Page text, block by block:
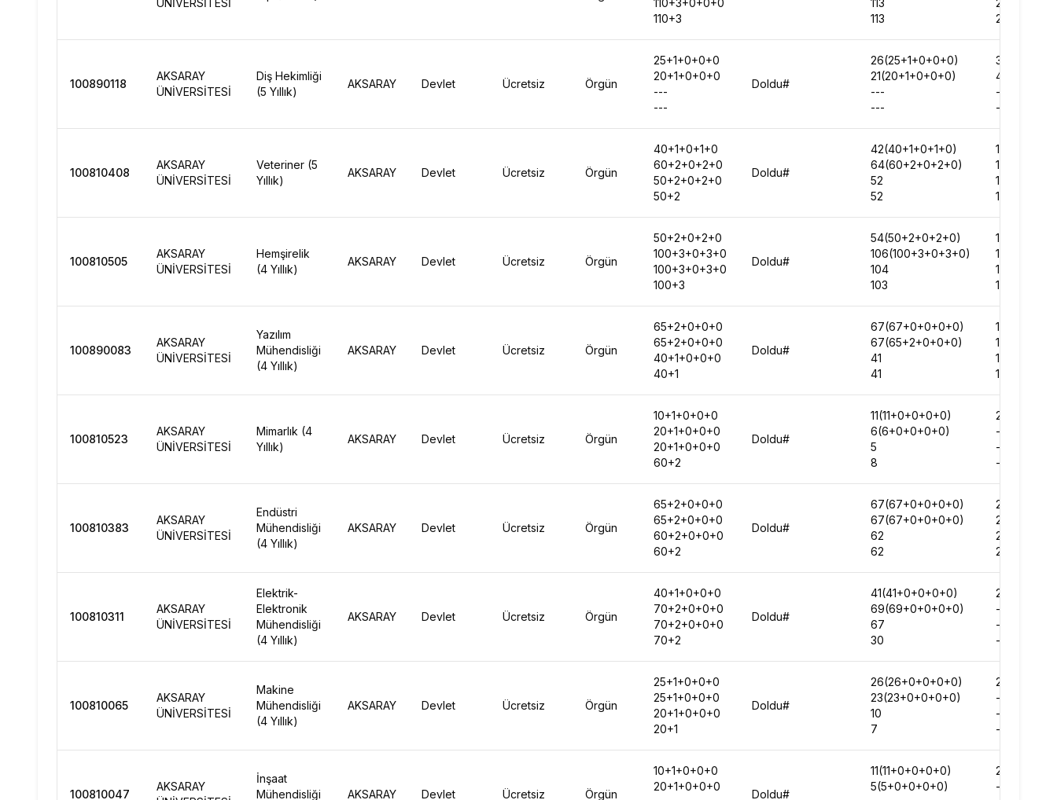
ÜNİVERSİTESİ
110+3+0+0+0
110+3
113
113
26066
27180
100890118
AKSARAY
ÜNİVERSİTESİ
Diş Hekimliği
(5 Yıllık)
AKSARAY Devlet Ücretsiz Örgün
25+1+0+0+0
20+1+0+0+0
---
---
Doldu#
26(25+1+0+0+0)
21(20+1+0+0+0)
---
---
35542
42925
-
-
100810408
AKSARAY
ÜNİVERSİTESİ
Veteriner (5
Yıllık)
AKSARAY Devlet Ücretsiz Örgün
40+1+0+1+0
60+2+0+2+0
50+2+0+2+0
50+2
Doldu#
42(40+1+0+1+0)
64(60+2+0+2+0)
52
52
127721
157417
143132
123216
100810505
AKSARAY
ÜNİVERSİTESİ
Hemşirelik
(4 Yıllık)
AKSARAY Devlet Ücretsiz Örgün
50+2+0+2+0
100+3+0+3+0
100+3+0+3+0
100+3
Doldu#
54(50+2+0+2+0)
106(100+3+0+3+0)
104
103
152212
185724
188376
181614
100890083
AKSARAY
ÜNİVERSİTESİ
Yazılım
Mühendisliği
(4 Yıllık)
AKSARAY Devlet Ücretsiz Örgün
65+2+0+0+0
65+2+0+0+0
40+1+0+0+0
40+1
Doldu#
67(67+0+0+0+0)
67(65+2+0+0+0)
41
41
177295
163029
116208
132669
100810523
AKSARAY
ÜNİVERSİTESİ
Mimarlık (4
Yıllık)
AKSARAY Devlet Ücretsiz Örgün
10+1+0+0+0
20+1+0+0+0
20+1+0+0+0
60+2
Doldu#
11(11+0+0+0+0)
6(6+0+0+0+0)
5
8
238095
-
-
-
100810383
AKSARAY
ÜNİVERSİTESİ
Endüstri
Mühendisliği
(4 Yıllık)
AKSARAY Devlet Ücretsiz Örgün
65+2+0+0+0
65+2+0+0+0
60+2+0+0+0
60+2
Doldu#
67(67+0+0+0+0)
67(67+0+0+0+0)
62
62
239853
252644
254053
285790
100810311
AKSARAY
ÜNİVERSİTESİ
Elektrik-
Elektronik
Mühendisliği
(4 Yıllık)
AKSARAY Devlet Ücretsiz Örgün
40+1+0+0+0
70+2+0+0+0
70+2+0+0+0
70+2
Doldu#
41(41+0+0+0+0)
69(69+0+0+0+0)
67
30
260237
-
-
-
100810065
AKSARAY
ÜNİVERSİTESİ
Makine
Mühendisliği
(4 Yıllık)
AKSARAY Devlet Ücretsiz Örgün
25+1+0+0+0
25+1+0+0+0
20+1+0+0+0
20+1
Doldu#
26(26+0+0+0+0)
23(23+0+0+0+0)
10
7
264661
-
-
-
100810047
AKSARAY
İnşaat
Mühendisliği
AKSARAY Devlet Ücretsiz Örgün
10+1+0+0+0
20+1+0+0+0
Doldu#
11(11+0+0+0+0)
5(5+0+0+0+0)
282936
-